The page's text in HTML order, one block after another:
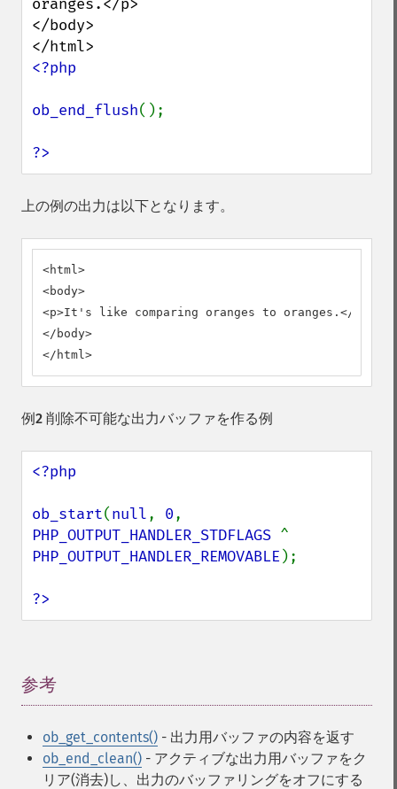
oranges.</p>
</body>
<?php
ob_end_flush();
?>
上の例の出力は以下となります。
<html>
<body>
<p>It's like comparing oranges to oranges.</p>
</body>
</html>
例2 削除不可能な出力バッファを作る例
<?php
ob_start(null, 0
PHP_OUTPUT_HANDLER_STDFLAGS
PHP_OUTPUT_HANDLER_REMOVABLE );
?>
参考
ob_get_contents() - 出力用バッファの内容を返す
ob_end_clean() - アクティブな出力用バッファをク
リア(消去)し、出力のバッファリングをオフにする